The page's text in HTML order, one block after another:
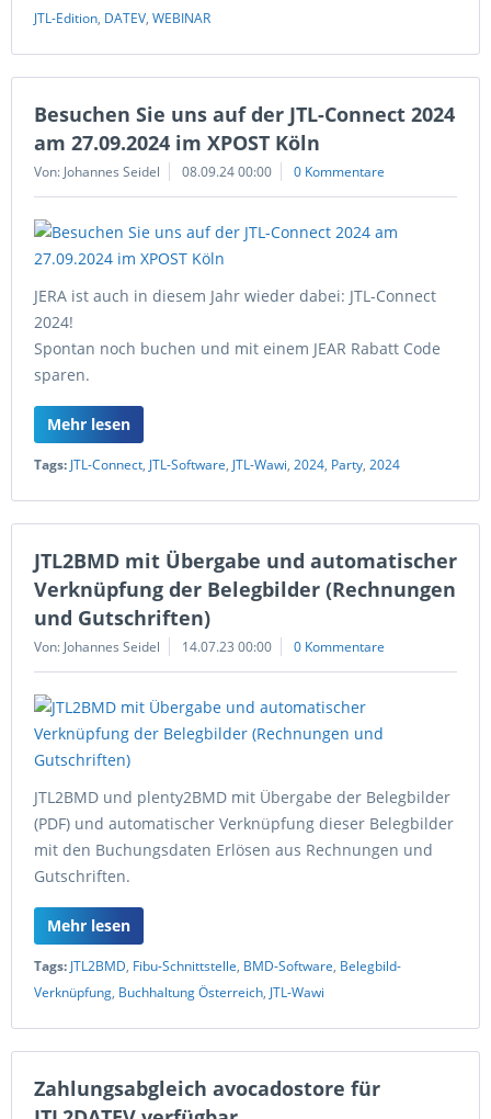
JTL-Edition, DATEV, WEBINAR
Besuchen Sie uns auf der JTL-Connect 2024
am 27.09.2024 im XPOST Köln
Von: Johannes Seidel 08.09.24 00:00 0 Kommentare
JERA ist auch in diesem Jahr wieder dabei: JTL-Connect
2024!
Spontan noch buchen und mit einem JEAR Rabatt Code
sparen.
Mehr lesen
Tags: JTL-Connect, JTL-Software, JTL-Wawi, 2024, Party, 2024
JTL2BMD mit Übergabe und automatischer
Verknüpfung der Belegbilder (Rechnungen
und Gutschriften)
Von: Johannes Seidel 14.07.23 00:00 0 Kommentare
JTL2BMD und plenty2BMD mit Übergabe der Belegbilder
(PDF) und automatischer Verknüpfung dieser Belegbilder
mit den Buchungsdaten Erlösen aus Rechnungen und
Gutschriften.
Mehr lesen
Tags: JTL2BMD, Fibu-Schnittstelle, BMD-Software, Belegbild-
Verknüpfung, Buchhaltung Österreich, JTL-Wawi
Zahlungsabgleich avocadostore für